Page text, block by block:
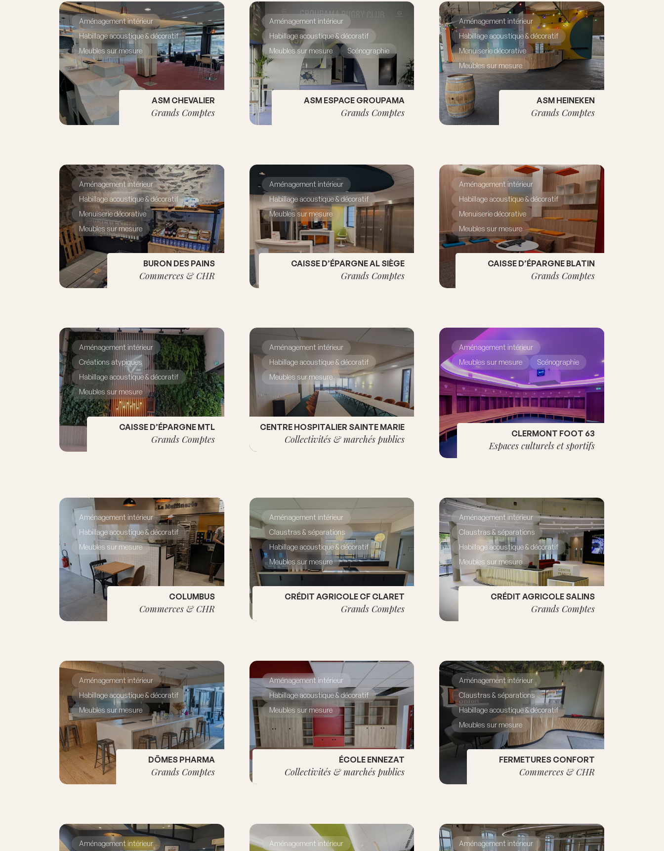
Aménagement intérieur
Habillage acoustique & décoratif
Meubles sur mesure
ASM CHEVALIER
Grands Comptes
Aménagement intérieur
Habillage acoustique & décoratif
Meubles sur mesure
Scénographie
ASM ESPACE GROUPAMA
Grands Comptes
Aménagement intérieur
Habillage acoustique & décoratif
Menuiserie décorative
Meubles sur mesure
ASM HEINEKEN
Grands Comptes
Aménagement intérieur
Habillage acoustique & décoratif
Menuiserie décorative
Meubles sur mesure
BURON DES PAINS
Commerces & CHR
Aménagement intérieur
Habillage acoustique & décoratif
Meubles sur mesure
CAISSE D’ÉPARGNE AL SIÈGE
Grands Comptes
Aménagement intérieur
Habillage acoustique & décoratif
Menuiserie décorative
Meubles sur mesure
CAISSE D’ÉPARGNE BLATIN
Grands Comptes
Aménagement intérieur
Créations atypiques
Habillage acoustique & décoratif
Meubles sur mesure
CAISSE D’ÉPARGNE MTL
Grands Comptes
Aménagement intérieur
Habillage acoustique & décoratif
Meubles sur mesure
CENTRE HOSPITALIER SAINTE MARIE
Collectivités & marchés publics
Aménagement intérieur
Meubles sur mesure
Scénographie
CLERMONT FOOT 63
Espaces culturels et sportifs
Aménagement intérieur
Habillage acoustique & décoratif
Meubles sur mesure
COLUMBUS
Commerces & CHR
Aménagement intérieur
Claustras & séparations
Habillage acoustique & décoratif
Meubles sur mesure
CRÉDIT AGRICOLE CF CLARET
Grands Comptes
Aménagement intérieur
Claustras & séparations
Habillage acoustique & décoratif
Meubles sur mesure
CRÉDIT AGRICOLE SALINS
Grands Comptes
Aménagement intérieur
Habillage acoustique & décoratif
Meubles sur mesure
DÔMES PHARMA
Grands Comptes
Aménagement intérieur
Habillage acoustique & décoratif
Meubles sur mesure
ÉCOLE ENNEZAT
Collectivités & marchés publics
Aménagement intérieur
Claustras & séparations
Habillage acoustique & décoratif
Meubles sur mesure
FERMETURES CONFORT
Commerces & CHR
Aménagement intérieur
Aménagement intérieur
Aménagement intérieur